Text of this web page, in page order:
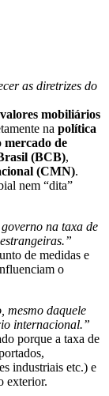
as diretrizes do
mobiliários
na política
mercado de
(BCB),
(CMN).
nem “dita”
na taxa de
de medidas e
o
mesmo daquele
internacional.”
porque a taxa de
industriais etc.) e
exterior.